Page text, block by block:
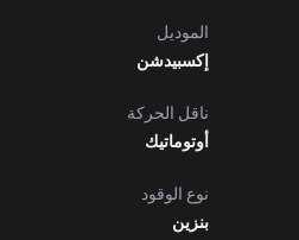
الموديل
إكسبيدشن
ناقل الحركة
أوتوماتيك
نوع الوقود
بنزين